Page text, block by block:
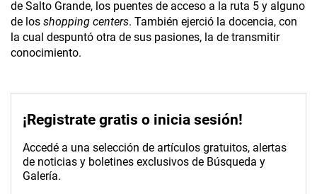
de Salto Grande, los puentes de acceso a la ruta 5 y alguno
de los shopping centers. También ejerció la docencia, con
la cual despuntó otra de sus pasiones, la de transmitir
conocimiento.
¡Registrate gratis o inicia sesión!
Accedé a una selección de artículos gratuitos, alertas
de noticias y boletines exclusivos de Búsqueda y
Galería.